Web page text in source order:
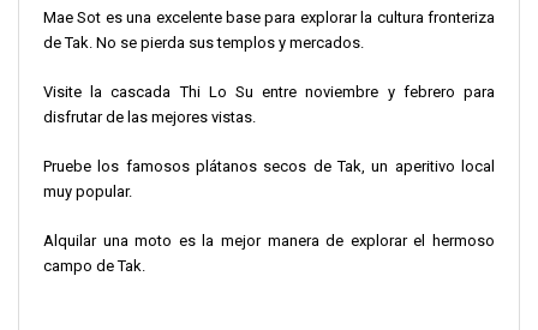
Mae Sot es una excelente base para explorar la cultura fronteriza
de Tak. No se pierda sus templos y mercados.
Visite la cascada Thi Lo Su entre noviembre y febrero para
disfrutar de las mejores vistas.
Pruebe los famosos plátanos secos de Tak, un aperitivo local
muy popular.
Alquilar una moto es la mejor manera de explorar el hermoso
campo de Tak.